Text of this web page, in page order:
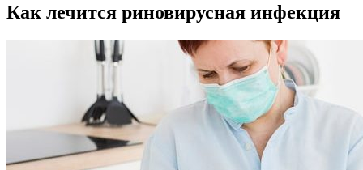
Как лечится риновирусная инфекция